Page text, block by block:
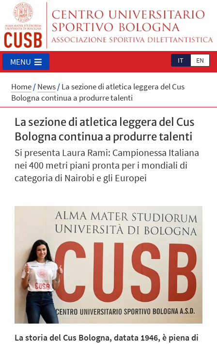
IT EN
MENU
Home/News/La sezione di atletica leggera del Cus
Bologna continua a produrre talenti
La sezione di atletica leggera del Cus
Bologna continua a produrre talenti
Si presenta Laura Rami: Campionessa Italiana
nei 400 metri piani pronta per i mondiali di
categoria di Nairobi e gli Europei
La storia del Cus Bologna, datata 1946, è piena di